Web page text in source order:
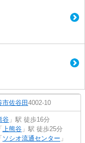
市佐谷田 4002-10
谷 」駅 徒歩16分
「 上熊谷 」駅 徒歩25分
「 ソシオ流通センター 」